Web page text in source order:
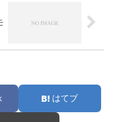
はてブ